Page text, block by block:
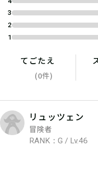
ど必要なもの
3
2
1
てごたえ
(0件)
リュッツェン
冒険者
RANK：G / Lv.46